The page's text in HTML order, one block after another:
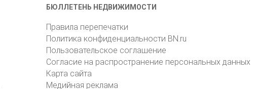
БЮЛЛЕТЕНЬ НЕДВИЖИМОСТИ
Правила перепечатки
Политика конфиденциальности BN.ru
Пользовательское соглашение
Согласие на распространение персональных данных
Карта сайта
Медийная реклама